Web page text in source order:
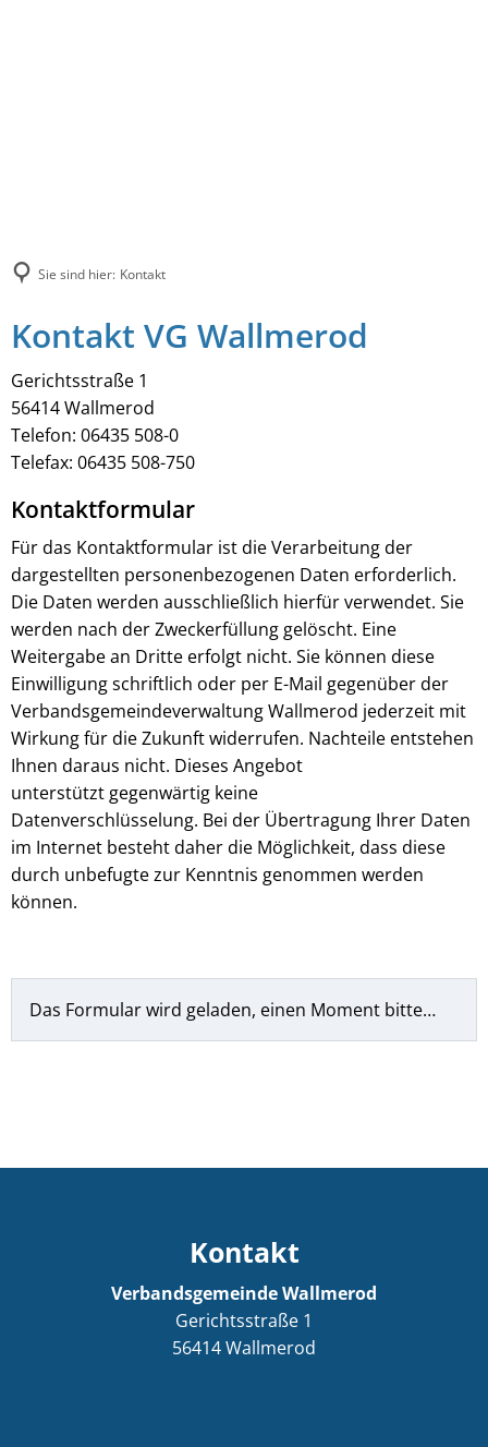
Sie sind hier: Kontakt
Kontakt VG Wallmerod
Gerichtsstraße 1
56414 Wallmerod
Telefon: 06435 508-0
Telefax: 06435 508-750
Kontaktformular
Für das Kontaktformular ist die Verarbeitung der
dargestellten personenbezogenen Daten erforderlich.
Die Daten werden ausschließlich hierfür verwendet. Sie
werden nach der Zweckerfüllung gelöscht. Eine
Weitergabe an Dritte erfolgt nicht. Sie können diese
Einwilligung schriftlich oder per E-Mail gegenüber der
Verbandsgemeindeverwaltung Wallmerod jederzeit mit
Wirkung für die Zukunft widerrufen. Nachteile entstehen
Ihnen daraus nicht. Dieses Angebot
unterstützt gegenwärtig keine
Datenverschlüsselung. Bei der Übertragung Ihrer Daten
im Internet besteht daher die Möglichkeit, dass diese
durch unbefugte zur Kenntnis genommen werden
können.
Das Formular wird geladen, einen Moment bitte…
Kontakt
Verbandsgemeinde Wallmerod
Gerichtsstraße 1
56414Wallmerod